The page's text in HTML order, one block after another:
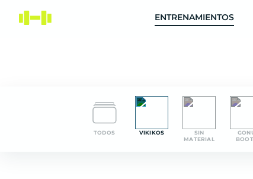
ENTRENAMIENTOS
TODOS VIKIKOS
SIN
MATERIAL